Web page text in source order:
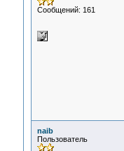
Сообщений: 161
naib
Пользователь